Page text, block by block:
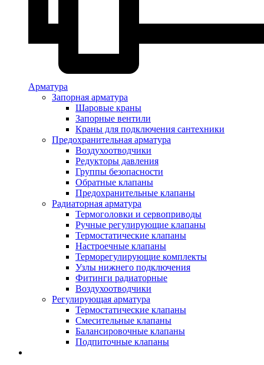
Арматура
Запорная арматура
Шаровые краны
Запорные вентили
Краны для подключения сантехники
Предохранительная арматура
Воздухоотводчики
Редукторы давления
Группы безопасности
Обратные клапаны
Предохранительные клапаны
Радиаторная арматура
Термоголовки и сервоприводы
Ручные регулирующие клапаны
Термостатические клапаны
Настроечные клапаны
Терморегулирующие комплекты
Узлы нижнего подключения
Фитинги радиаторные
Воздухоотводчики
Регулирующая арматура
Термостатические клапаны
Смесительные клапаны
Балансировочные клапаны
Подпиточные клапаны